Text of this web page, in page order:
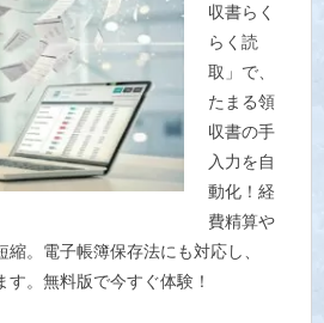
収書らく
らく読
取」で、
たまる領
収書の手
入力を自
動化！経
費精算や
。電子帳簿保存法にも対応し、
。無料版で今すぐ体験！